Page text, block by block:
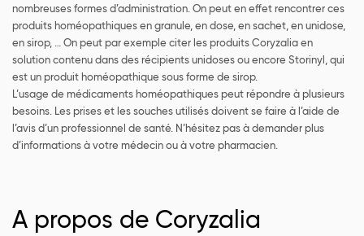
nombreuses formes d’administration. On peut en effet rencontrer ces
produits homéopathiques en granule, en dose, en sachet, en unidose,
en sirop, … On peut par exemple citer les produits Coryzalia en
solution contenu dans des récipients unidoses ou encore Storinyl, qui
est un produit homéopathique sous forme de sirop.
L’usage de médicaments homéopathiques peut répondre à plusieurs
besoins. Les prises et les souches utilisés doivent se faire à l’aide de
l’avis d’un professionnel de santé. N’hésitez pas à demander plus
d’informations à votre médecin ou à votre pharmacien.
A propos de Coryzalia